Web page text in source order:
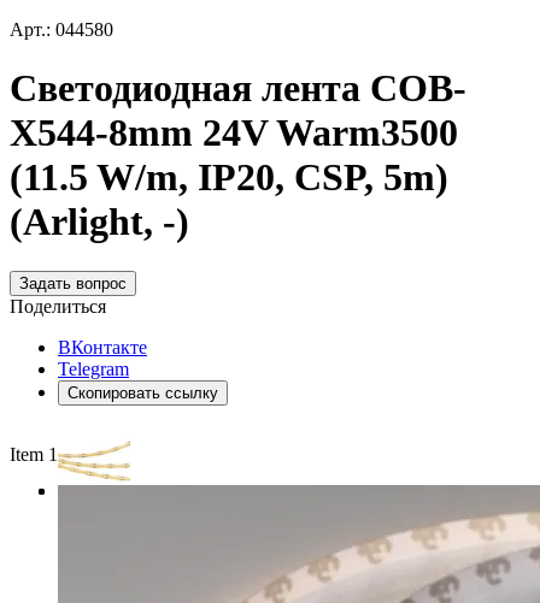
Арт.: 044580
Светодиодная лента COB-
X544-8mm 24V Warm3500
(11.5 W/m, IP20, CSP, 5m)
(Arlight, -)
Задать вопрос
Поделиться
ВКонтакте
Telegram
Скопировать ссылку
Item 1 of 3